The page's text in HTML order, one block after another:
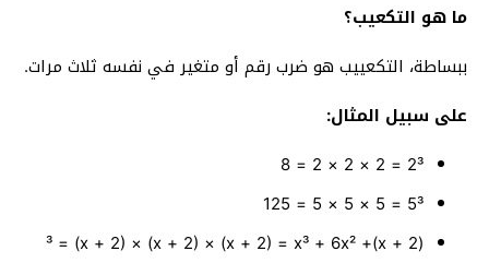
ما هو التكعيب؟
ببساطة، التكعييب هو ضرب رقم أو متغير في نفسه ثلاث مرات.
على سبيل المثال:
2³ = 2 × 2 × 2 = 8
5³ = 5 × 5 × 5 = 125
(x + 2)³ = (x + 2) × (x + 2) × (x + 2) = x³ + 6x² +